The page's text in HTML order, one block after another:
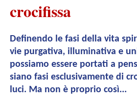
crocifissa
Definendo le fasi della vita
vie purgativa, illuminativa e
possiamo essere portati a
siano fasi esclusivamente di
luci. Ma non è proprio così...